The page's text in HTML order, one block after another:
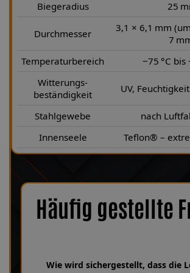
Biegeradius 25
Durchmesser
3,1 × 6,1 mm
7
Temperaturbereich
−75 °C bis
Witterungs-
beständigkeit
UV,
Stahlgewebe
nach
Innenseele
Teflon® –
Häufig gestellte
Wie wird sichergestellt, dass die